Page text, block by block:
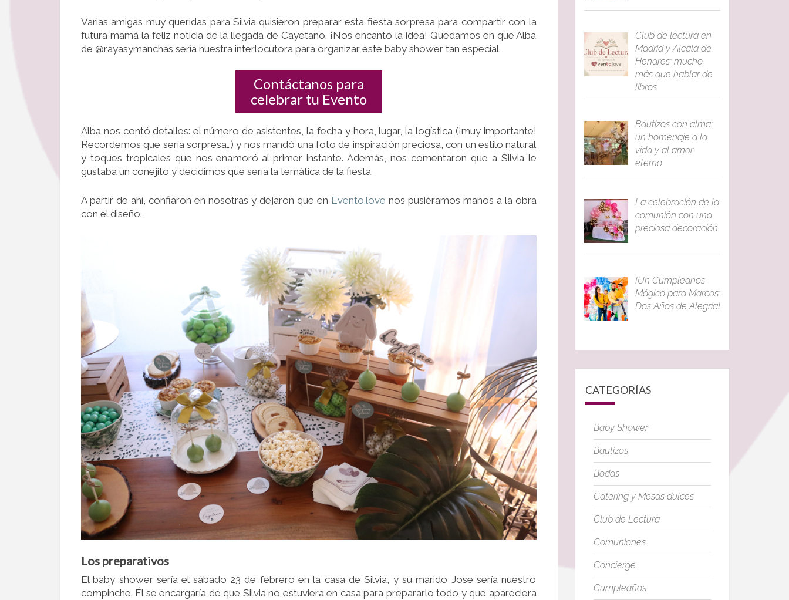
Varias amigas muy queridas para Silvia quisieron preparar esta fiesta sorpresa para compartir con la
futura mamá la feliz noticia de la llegada de Cayetano. ¡Nos encantó la idea! Quedamos en que Alba
de @rayasymanchas sería nuestra interlocutora para organizar este baby shower tan especial.
Contáctanos para
celebrar tu Evento
Alba nos contó detalles: el número de asistentes, la fecha y hora, lugar, la logística (¡muy importante!
Recordemos que sería sorpresa…) y nos mandó una foto de inspiración preciosa, con un estilo natural
y toques tropicales que nos enamoró al primer instante. Además, nos comentaron que a Silvia le
gustaba un conejito y decidimos que sería la temática de la fiesta.
A partir de ahí, confiaron en nosotras y dejaron que en Evento.love nos pusiéramos manos a la obra
con el diseño.
Los preparativos
El baby shower sería el sábado 23 de febrero en la casa de Silvia, y su marido Jose sería nuestro
compinche. Él se encargaría de que Silvia no estuviera en casa para prepararlo todo y que apareciera
Club de lectura en
Madrid y Alcalá de
Henares: mucho
más que hablar de
libros
Bautizos con alma:
un homenaje a la
vida y al amor
eterno
La celebración de la
comunión con una
preciosa decoración
¡Un Cumpleaños
Mágico para Marcos:
Dos Años de Alegría!
CATEGORÍAS
Baby Shower
Bautizos
Bodas
Catering y Mesas dulces
Club de Lectura
Comuniones
Concierge
Cumpleaños